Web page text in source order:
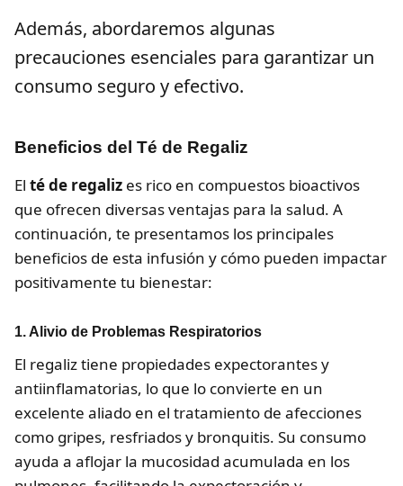
Además, abordaremos algunas
precauciones esenciales para garantizar un
consumo seguro y efectivo.
Beneficios del Té de Regaliz
El té de regaliz es rico en compuestos bioactivos
que ofrecen diversas ventajas para la salud. A
continuación, te presentamos los principales
beneficios de esta infusión y cómo pueden impactar
positivamente tu bienestar:
1. Alivio de Problemas Respiratorios
El regaliz tiene propiedades expectorantes y
antiinflamatorias, lo que lo convierte en un
excelente aliado en el tratamiento de afecciones
como gripes, resfriados y bronquitis. Su consumo
ayuda a aflojar la mucosidad acumulada en los